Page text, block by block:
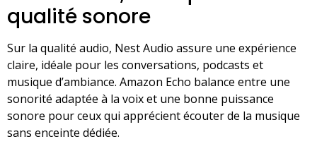
qualité sonore
Sur la qualité audio, Nest Audio assure une expérience
claire, idéale pour les conversations, podcasts et
musique d’ambiance. Amazon Echo balance entre une
sonorité adaptée à la voix et une bonne puissance
sonore pour ceux qui apprécient écouter de la musique
sans enceinte dédiée.